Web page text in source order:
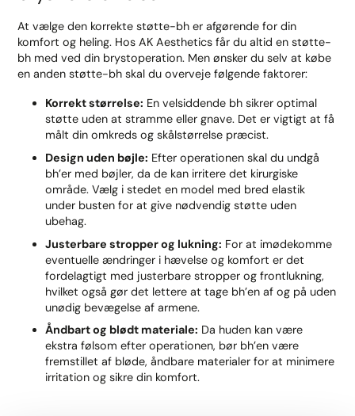
At vælge den korrekte støtte-bh er afgørende for din
komfort og heling. Hos AK Aesthetics får du altid en støtte-
bh med ved din brystoperation. Men ønsker du selv at købe
en anden støtte-bh skal du overveje følgende faktorer:
Korrekt størrelse: En velsiddende bh sikrer optimal
støtte uden at stramme eller gnave. Det er vigtigt at få
målt din omkreds og skålstørrelse præcist.
Design uden bøjle: Efter operationen skal du undgå
bh’er med bøjler, da de kan irritere det kirurgiske
område. Vælg i stedet en model med bred elastik
under busten for at give nødvendig støtte uden
ubehag.
Justerbare stropper og lukning: For at imødekomme
eventuelle ændringer i hævelse og komfort er det
fordelagtigt med justerbare stropper og frontlukning,
hvilket også gør det lettere at tage bh’en af og på uden
unødig bevægelse af armene.
Åndbart og blødt materiale: Da huden kan være
ekstra følsom efter operationen, bør bh’en være
fremstillet af bløde, åndbare materialer for at minimere
irritation og sikre din komfort.